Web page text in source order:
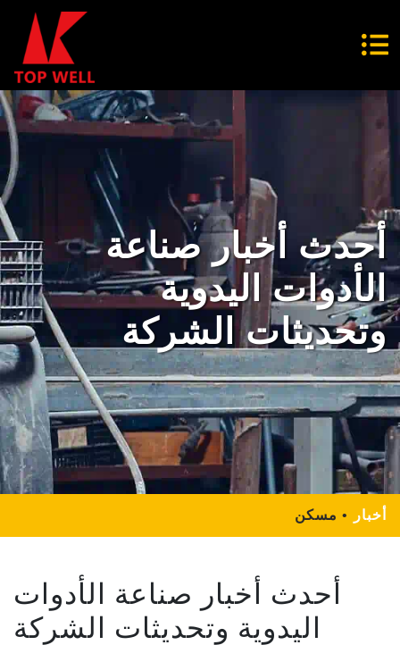
أحدث أخبار صناعة
الأدوات اليدوية
وتحديثات الشركة
مسكن أخبار
أحدث أخبار صناعة الأدوات
اليدوية وتحديثات الشركة